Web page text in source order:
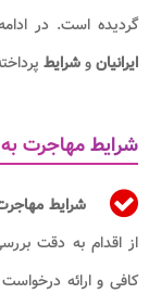
گردیده است. در
ایرانیانوشرایط
شرایط مهاجرت
شرایط
از اقدام به دقت
کافی و ارائه